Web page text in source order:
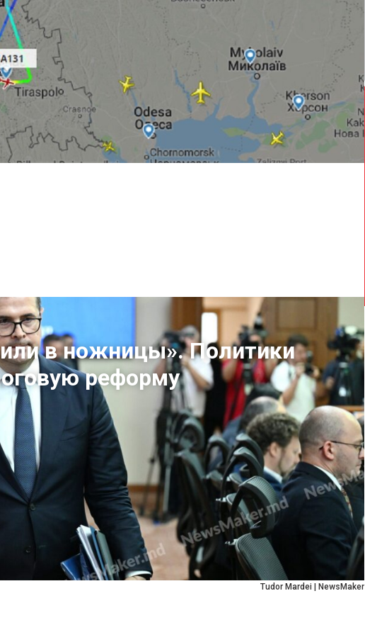
Tudor Mardei | NewsMaker
в ножницы». Политики
реформу